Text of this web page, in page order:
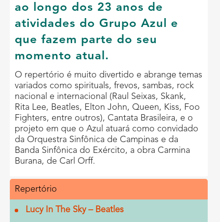
ao longo dos 23 anos de
atividades do Grupo Azul e
que fazem parte do seu
momento atual.
O repertório é muito divertido e abrange temas
variados como spirituals, frevos, sambas, rock
nacional e internacional (Raul Seixas, Skank,
Rita Lee, Beatles, Elton John, Queen, Kiss, Foo
Fighters, entre outros), Cantata Brasileira, e o
projeto em que o Azul atuará como convidado
da Orquestra Sinfônica de Campinas e da
Banda Sinfônica do Exército, a obra Carmina
Burana, de Carl Orff.
Repertório
Lucy In The Sky – Beatles